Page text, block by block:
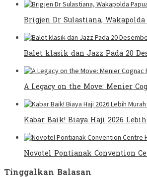
Brigjen Dr Sulastiana,
Balet klasik dan Jazz Pada 20
A Legacy on the Move: Menier
Kabar Baik! Biaya Haji 2026
Novotel Pontianak Convention
Tinggalkan Balasan